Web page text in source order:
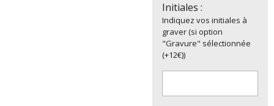
Initiales :
Indiquez vos initiales à
graver (si option
"Gravure" sélectionnée
(+12€))